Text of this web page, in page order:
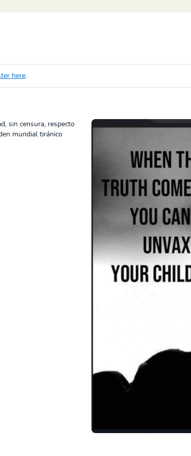
here.
sin censura, respecto
mundial tiránico